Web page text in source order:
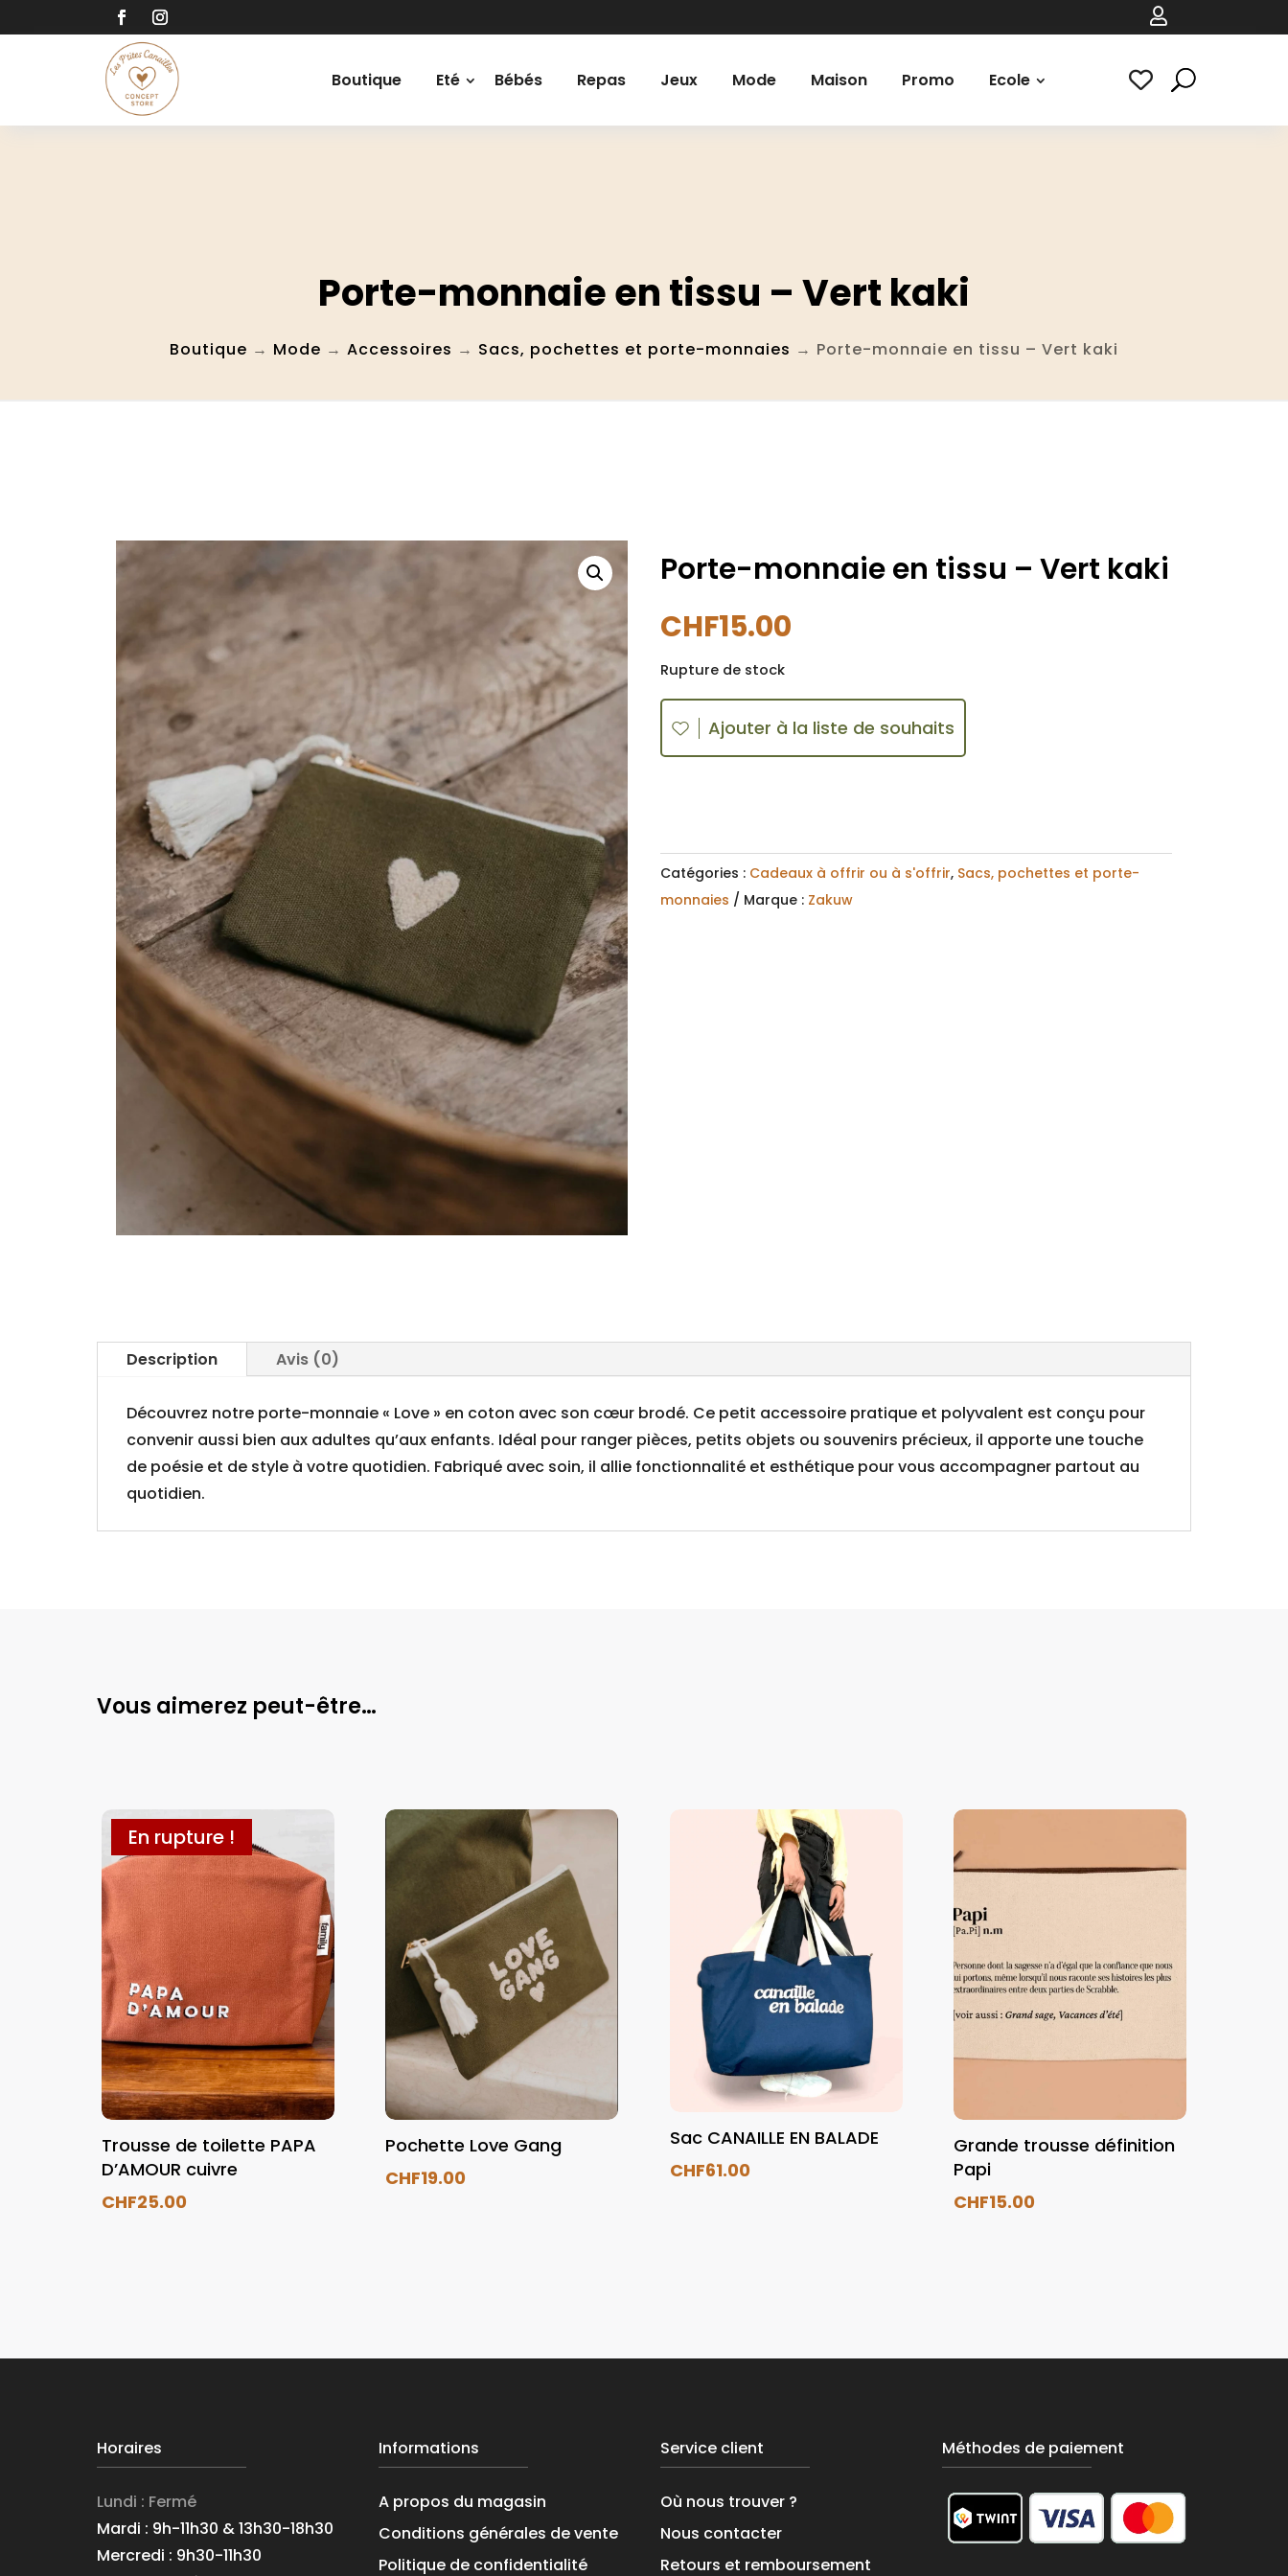

Boutique Eté Bébés Repas Jeux Mode Maison Promo Ecole
Porte-monnaie en tissu – Vert kaki
Boutique → Mode → Accessoires → Sacs, pochettes et porte-monnaies → Porte-monnaie en tissu – Vert kaki
Porte-monnaie en tissu – Vert kaki
CHF15.00
Rupture de stock
Ajouter à la liste de souhaits
Catégories : Cadeaux à offrir ou à s'offrir, Sacs, pochettes et porte-
monnaies
Marque : Zakuw
Description Avis (0)
Découvrez notre porte-monnaie « Love » en coton avec son cœur brodé. Ce petit accessoire pratique et polyvalent est conçu pour
convenir aussi bien aux adultes qu’aux enfants. Idéal pour ranger pièces, petits objets ou souvenirs précieux, il apporte une touche
de poésie et de style à votre quotidien. Fabriqué avec soin, il allie fonctionnalité et esthétique pour vous accompagner partout au
quotidien.
Vous aimerez peut-être…
En rupture !
Trousse de toilette PAPA
D’AMOUR cuivre
CHF25.00
Pochette Love Gang
CHF19.00
Sac CANAILLE EN BALADE
CHF61.00
Grande trousse définition
Papi
CHF15.00
Horaires
Lundi : Fermé
Mardi : 9h-11h30 & 13h30-18h30
Mercredi : 9h30-11h30
Informations
A propos du magasin
Conditions générales de vente
Politique de confidentialité
Service client
Où nous trouver ?
Nous contacter
Retours et remboursement
Méthodes de paiement